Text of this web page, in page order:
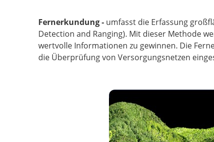
Fernerkundung - umfasst die Erfassung
Detection and Ranging). Mit dieser Methode
wertvolle Informationen zu gewinnen. Die
die Überprüfung von Versorgungsnetzen